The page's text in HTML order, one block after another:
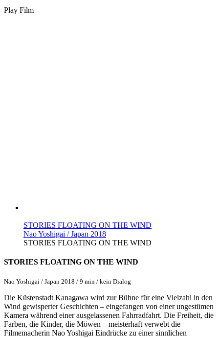
Play Film
STORIES FLOATING ON THE WIND
Nao Yoshigai / Japan 2018
STORIES FLOATING ON THE WIND
STORIES FLOATING ON THE WIND
Nao Yoshigai / Japan 2018 / 9 min / kein Dialog
Die Küstenstadt Kanagawa wird zur Bühne für eine Vielzahl in den
Wind gewisperter Geschichten – eingefangen von einer ungestümen
Kamera während einer ausgelassenen Fahrradfahrt. Die Freiheit, die
Farben, die Kinder, die Möwen – meisterhaft verwebt die
Filmemacherin Nao Yoshigai Eindrücke zu einer sinnlichen